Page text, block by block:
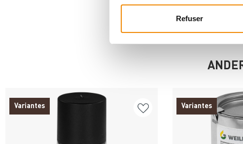
Refuser
Variantes Variantes